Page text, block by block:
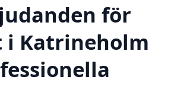
för
Katrineholm